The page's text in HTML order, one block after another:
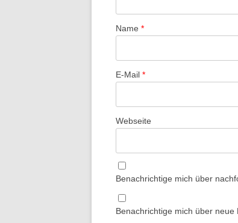
Name *
E-Mail *
Webseite
Benachrichtige mich über
Benachrichtige mich über neue